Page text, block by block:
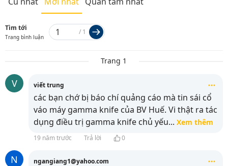
Tìm tới
Trang bình luận
/ 1
Trang 1
V viết trung
các bạn chớ bị báo chí quảng cáo mà tin sái cổ
váo máy gamma knife của BV Huế. Vi thật ra tác
dụng điều trị gamma knife chủ yếu... Xem thêm
19 năm trước Trả lời 0
N ngangiang1@yahoo.com